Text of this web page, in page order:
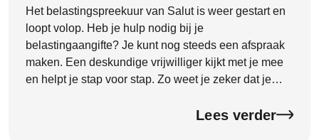
Het belastingspreekuur van Salut is weer gestart en
loopt volop. Heb je hulp nodig bij je
belastingaangifte? Je kunt nog steeds een afspraak
maken. Een deskundige vrijwilliger kijkt met je mee
en helpt je stap voor stap. Zo weet je zeker dat je
Lees verder